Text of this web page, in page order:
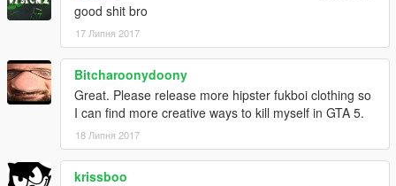
good shit bro
17 Липня 2017
Bitcharoonydoony
Great. Please release more hipster fukboi clothing so
I can find more creative ways to kill myself in GTA 5.
18 Липня 2017
krissboo